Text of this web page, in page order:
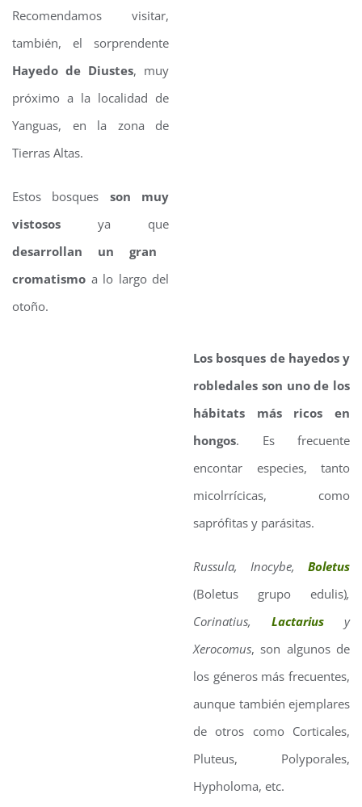
Recomendamos visitar,
también, el sorprendente
Hayedo de Diustes, muy
próximo a la localidad de
Yanguas, en la zona de
Tierras Altas.
Estos bosques son muy
vistosos ya que
desarrollan un gran
cromatismo a lo largo del
otoño.
Los bosques de hayedos y
robledales son uno de los
hábitats más ricos en
hongos. Es frecuente
encontar especies, tanto
micolrrícicas, como
saprófitas y parásitas.
Russula, Inocybe, Boletus
(Boletus grupo edulis),
Corinatius, Lactarius y
Xerocomus, son algunos de
los géneros más frecuentes,
aunque también ejemplares
de otros como Corticales,
Pluteus, Polyporales,
Hypholoma, etc.